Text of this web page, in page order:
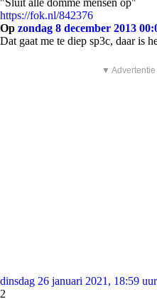
"Sluit alle domme mensen op"
https://fok.nl/842376
Op zondag 8 december 2013
Dat gaat me te diep sp3c, daar is
▼
dinsdag 26 januari 2021, 18:59 uur
2